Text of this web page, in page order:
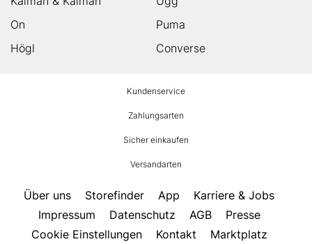
On
Puma
Högl
Converse
Kundenservice
Zahlungsarten
Sicher einkaufen
Versandarten
Über uns Storefinder App
Karriere & Jobs
Impressum
Datenschutz AGB
Presse
Cookie Einstellungen
Kontakt Marktplatz